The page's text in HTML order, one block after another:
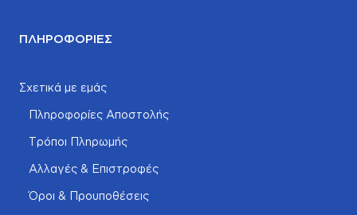
ΠΛΗΡΟΦΟΡΊΕΣ
Σχετικά με εμάς
Πληροφορίες Αποστολής
Τρόποι Πληρωμής
Αλλαγές & Επιστροφές
Όροι & Προυποθέσεις